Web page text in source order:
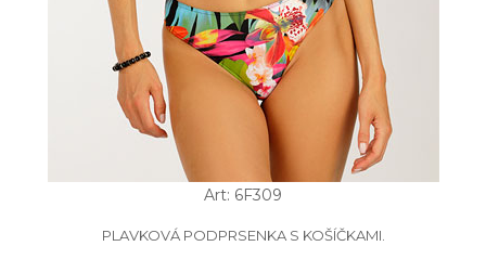
Art: 6F309
PLAVKOVÁ PODPRSENKA S KOŠÍČKAMI.